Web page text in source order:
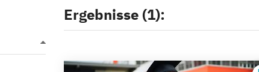
Ergebnisse (1):